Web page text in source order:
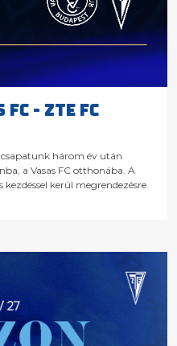
- ZTE FC
három év után
a Vasas FC otthonába. A
kerül megrendezésre.